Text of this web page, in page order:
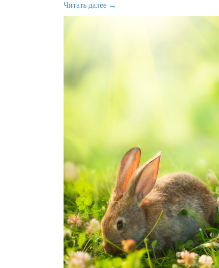
Читать далее →